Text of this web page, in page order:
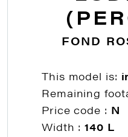
FOND
This model is:
Remaining
Price code : N
Width :140 L